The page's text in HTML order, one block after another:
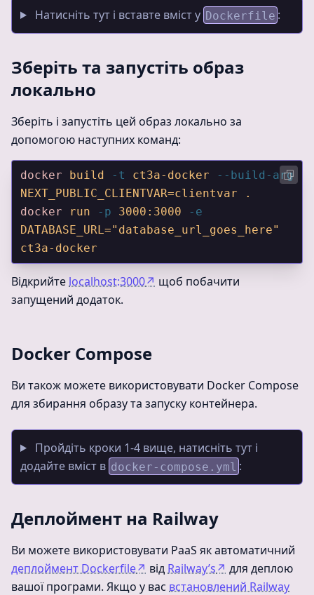
Натисніть тут і вставте вміст у Dockerfile :
Зберіть та запустіть образ
локально
Зберіть і запустіть цей образ локально за
допомогою наступних команд:
docker build -t ct3a-docker --build-arg
NEXT_PUBLIC_CLIENTVAR=clientvar .
docker run -p 3000:3000 -e
DATABASE_URL="database_url_goes_here"
ct3a-docker
Відкрийте localhost:3000↗ щоб побачити
запущений додаток.
Docker Compose
Ви також можете використовувати Docker Compose
для збирання образу та запуску контейнера.
Пройдіть кроки 1-4 вище, натисніть тут і
додайте вміст в docker-compose.yml :
Деплоймент на Railway
Ви можете використовувати PaaS як автоматичний
деплоймент Dockerfile↗ від Railway’s↗ для деплою
вашої програми. Якщо у вас встановлений Railway